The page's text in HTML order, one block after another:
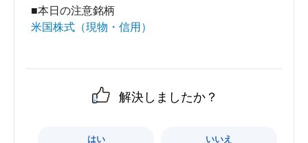
■本日の注意銘柄
米国株式（現物・信用）
解決しましたか？
はい いいえ